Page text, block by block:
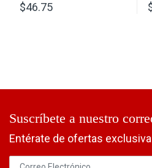
$46.75
Suscríbete a nuestro
Entérate de ofertas